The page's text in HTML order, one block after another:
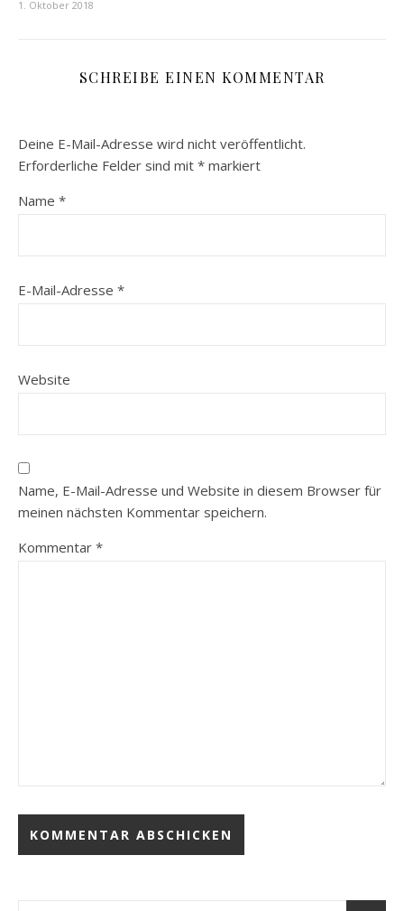
1. Oktober 2018
SCHREIBE EINEN KOMMENTAR
Deine E-Mail-Adresse wird nicht veröffentlicht.
Erforderliche Felder sind mit * markiert
Name *
E-Mail-Adresse *
Website
Name, E-Mail-Adresse und Website in diesem Browser für
meinen nächsten Kommentar speichern.
Kommentar *